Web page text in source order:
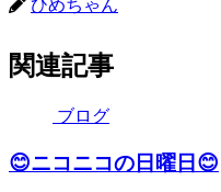
ひめちゃん
関連記事
ブログ
😊ニコニコの日曜日😊